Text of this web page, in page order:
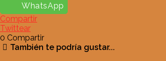
WhatsApp
Compartir
Twittear
0 Compartir
También te podría gustar...